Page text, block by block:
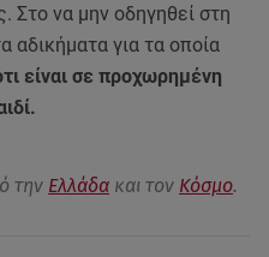
Στο να μην οδηγηθεί στη
αδικήματα για τα οποία
είναι σε προχωρημένη
την Ελλάδα και τον Κόσμο.